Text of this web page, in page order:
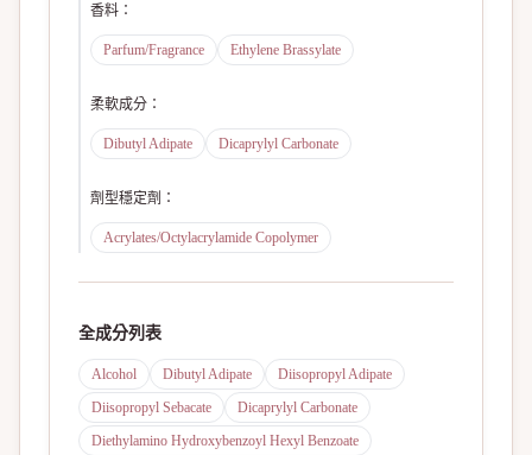
香料 ：
Parfum/Fragrance Ethylene Brassylate
柔軟成分 ：
Dibutyl Adipate Dicaprylyl Carbonate
劑型穩定劑 ：
Acrylates/Octylacrylamide Copolymer
全成分列表
Alcohol Dibutyl Adipate
Diisopropyl Adipate
Diisopropyl Sebacate
Dicaprylyl Carbonate
Diethylamino Hydroxybenzoyl Hexyl Benzoate